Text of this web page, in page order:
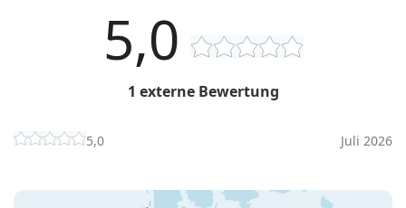
5,0
1 externe Bewertung
5,0 Juli 2026